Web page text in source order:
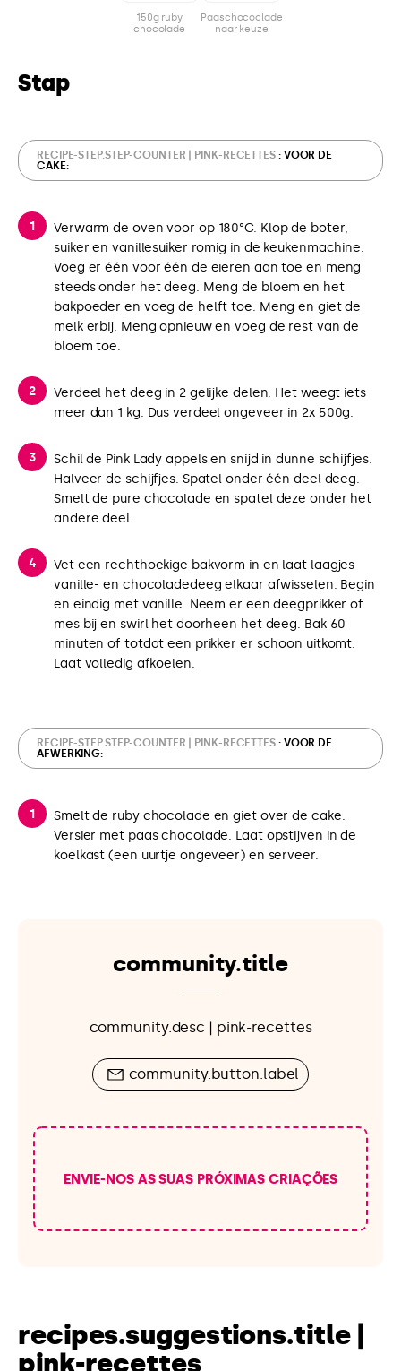
150g ruby
chocolade
Paaschococlade
naar keuze
Stap
RECIPE-STEP.STEP-COUNTER | PINK-RECETTES : VOOR DE
CAKE:
Verwarm de oven voor op 180°C. Klop de boter,
suiker en vanillesuiker romig in de keukenmachine.
Voeg er één voor één de eieren aan toe en meng
steeds onder het deeg. Meng de bloem en het
bakpoeder en voeg de helft toe. Meng en giet de
melk erbij. Meng opnieuw en voeg de rest van de
bloem toe.
Verdeel het deeg in 2 gelijke delen. Het weegt iets
meer dan 1 kg. Dus verdeel ongeveer in 2x 500g.
Schil de Pink Lady appels en snijd in dunne schijfjes.
Halveer de schijfjes. Spatel onder één deel deeg.
Smelt de pure chocolade en spatel deze onder het
andere deel.
Vet een rechthoekige bakvorm in en laat laagjes
vanille- en chocoladedeeg elkaar afwisselen. Begin
en eindig met vanille. Neem er een deegprikker of
mes bij en swirl het doorheen het deeg. Bak 60
minuten of totdat een prikker er schoon uitkomt.
Laat volledig afkoelen.
RECIPE-STEP.STEP-COUNTER | PINK-RECETTES : VOOR DE
AFWERKING:
Smelt de ruby chocolade en giet over de cake.
Versier met paas chocolade. Laat opstijven in de
koelkast (een uurtje ongeveer) en serveer.
community.title
community.desc | pink-recettes
community.button.label
ENVIE-NOS AS SUAS PRÓXIMAS CRIAÇÕES
recipes.suggestions.title |
pink-recettes